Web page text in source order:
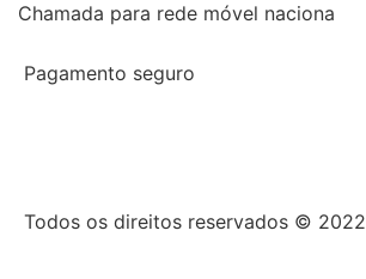
Chamada para rede móvel naciona
Pagamento seguro
Todos os direitos reservados © 2022